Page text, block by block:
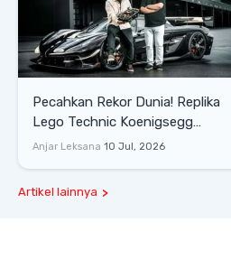
Pecahkan Rekor Dunia! Replika
Lego Technic Koenigsegg
Sadair's Spear Ukuran Asli Sukses
Anjar Leksana 10 Jul, 2026
Artikel lainnya